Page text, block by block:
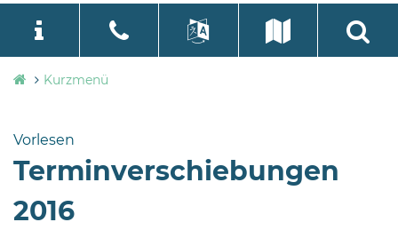
Stadtverwaltung
Bramstedt
24576 Bad
Bramstedt
language
Kurzmenü
Vorlesen
Terminverschiebungen
2016